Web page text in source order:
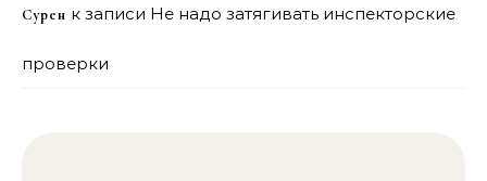
Сурен к записи Не надо затягивать инспекторские
проверки